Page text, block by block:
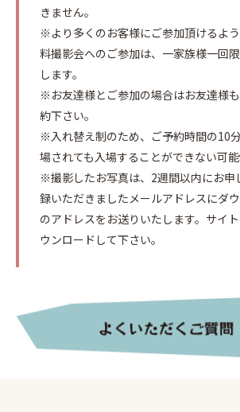
きません。
※より多くのお客様にご参加頂けるよ
料撮影会へのご参加は、一家族様一回
します。
※お友達様とご参加の場合はお友達様
約下さい。
※入れ替え制のため、ご予約時間の10
場されても入場することができない可能
※撮影したお写真は、2週間以内にお申
録いただきましたメールアドレスにダ
のアドレスをお送りいたします。サイ
ウンロードして下さい。